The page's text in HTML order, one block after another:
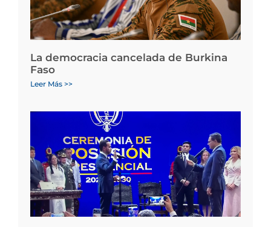
La democracia cancelada de Burkina
Faso
Leer Más >>